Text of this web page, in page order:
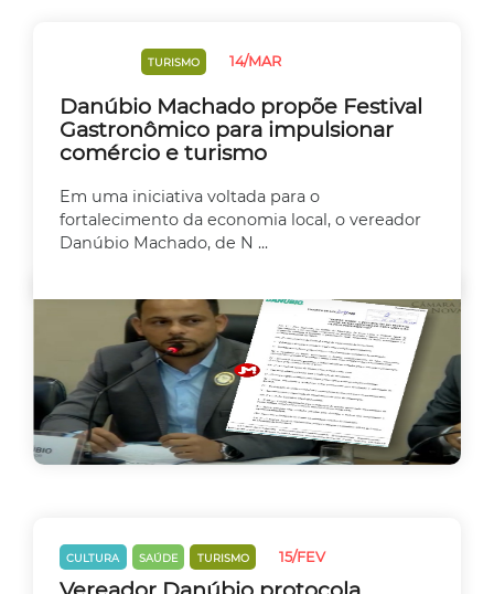
TURISMO 14/MAR
Danúbio Machado propõe Festival
Gastronômico para impulsionar
comércio e turismo
Em uma iniciativa voltada para o
fortalecimento da economia local, o vereador
Danúbio Machado, de N ...
CULTURA SAÚDE TURISMO 15/FEV